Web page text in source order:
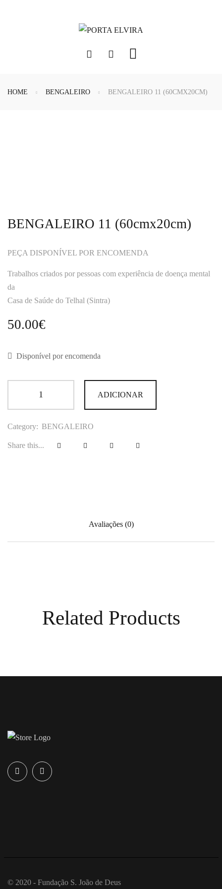
HOME BENGALEIRO BENGALEIRO 11 (60CMX20CM)
BENGALEIRO 11 (60cmx20cm)
PEÇA DISPONÍVEL POR ENCOMENDA
Trabalhos criados por pessoas com experiência de doença mental
da
Casa de Saúde do Telhal (Sintra)
50.00€
Disponível por encomenda
ADICIONAR
Category: BENGALEIRO
Share this...
Avaliações (0)
Related Products
© 2020 - Fundação S. João de Deus